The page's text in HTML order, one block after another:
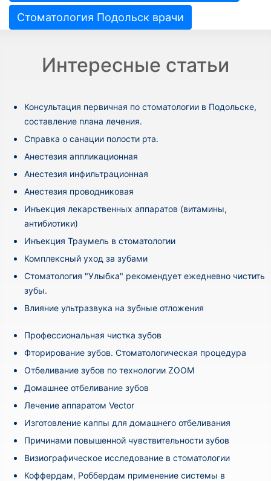
Стоматология Подольск врачи
Интересные статьи
Консультация первичная по стоматологии в Подольске,
составление плана лечения.
Cправка о санации полости рта.
Анестезия аппликационная
Анестезия инфильтрационная
Анестезия проводниковая
Инъекция лекарственных аппаратов (витамины,
антибиотики)
Инъекция Траумель в стоматологии
Комплексный уход за зубами
Стоматология "Улыбка" рекомендует ежедневно чистить
зубы.
Влияние ультразвука на зубные отложения
Профессиональная чистка зубов
Фторирование зубов. Стоматологическая процедура
Отбеливание зубов по технологии ZOOM
Домашнее отбеливание зубов
Лечение аппаратом Vector
Изготовление каппы для домашнего отбеливания
Причинами повышенной чувствительности зубов
Визиографическое исследование в стоматологии
Коффердам, Роббердам применение системы в